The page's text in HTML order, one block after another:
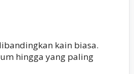
kain biasa.
hingga yang paling